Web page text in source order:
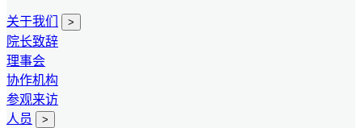
关于我们 >
院长致辞
理事会
协作机构
参观来访
人员
>